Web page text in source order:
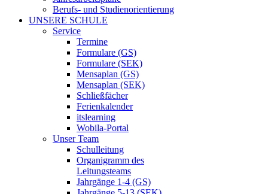
Berufs- und Studienorientierung
UNSERE SCHULE
Service
Termine
Formulare (GS)
Formulare (SEK)
Mensaplan (GS)
Mensaplan (SEK)
Schließfächer
Ferienkalender
itslearning
Wobila-Portal
Unser Team
Schulleitung
Organigramm des
Leitungsteams
Jahrgänge 1-4 (GS)